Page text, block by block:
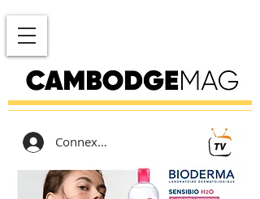
Connexion